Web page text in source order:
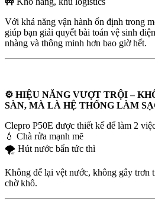
Với khả năng vận hành ổn định trong
giúp bạn giải quyết bài toán vệ sinh
nhàng và thông minh hơn bao giờ hết.
⚙️ HIỆU NĂNG VƯỢT TRỘI –
SÀN, MÀ LÀ HỆ THỐNG LÀM
Clepro P50E được thiết kế để làm 2
💧 Chà rửa mạnh mẽ
🌪️ Hút nước bẩn tức thì
Không để lại vệt nước, không gây trơn
chờ khô.